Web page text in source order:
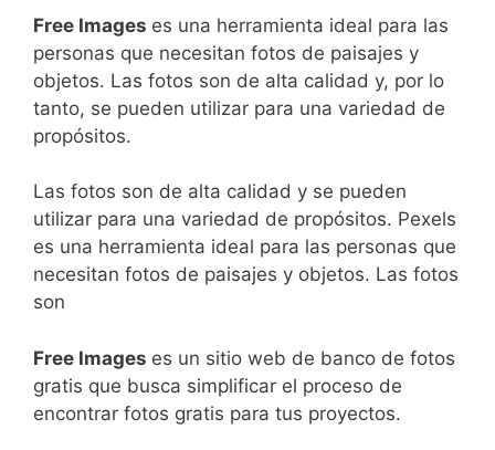
Free Images es una herramienta ideal para las
personas que necesitan fotos de paisajes y
objetos. Las fotos son de alta calidad y, por lo
tanto, se pueden utilizar para una variedad de
propósitos.
Las fotos son de alta calidad y se pueden
utilizar para una variedad de propósitos. Pexels
es una herramienta ideal para las personas que
necesitan fotos de paisajes y objetos. Las fotos
son
Free Images es un sitio web de banco de fotos
gratis que busca simplificar el proceso de
encontrar fotos gratis para tus proyectos.